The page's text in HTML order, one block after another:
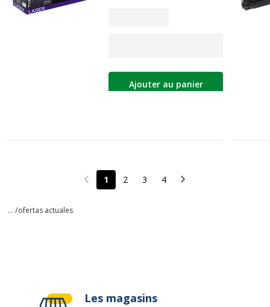
Ajouter au panier
Page précédente
1 2 3 4 Page suivante
... /ofertas actuales
Les magasins